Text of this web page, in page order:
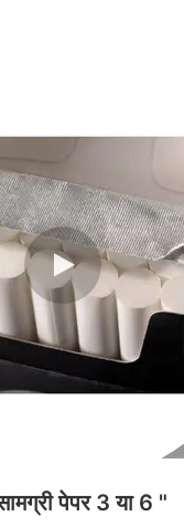
पेपर 3 या 6 "